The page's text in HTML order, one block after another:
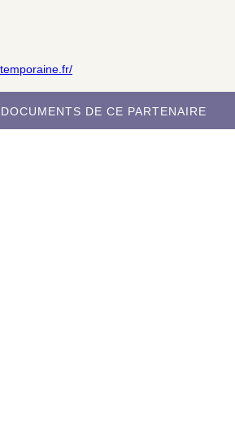
DE CE PARTENAIRE